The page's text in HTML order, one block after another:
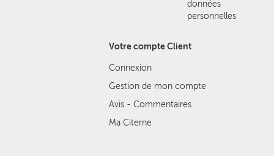
données
personnelles
Votre compte Client
Connexion
Gestion de mon compte
Avis - Commentaires
Ma Citerne